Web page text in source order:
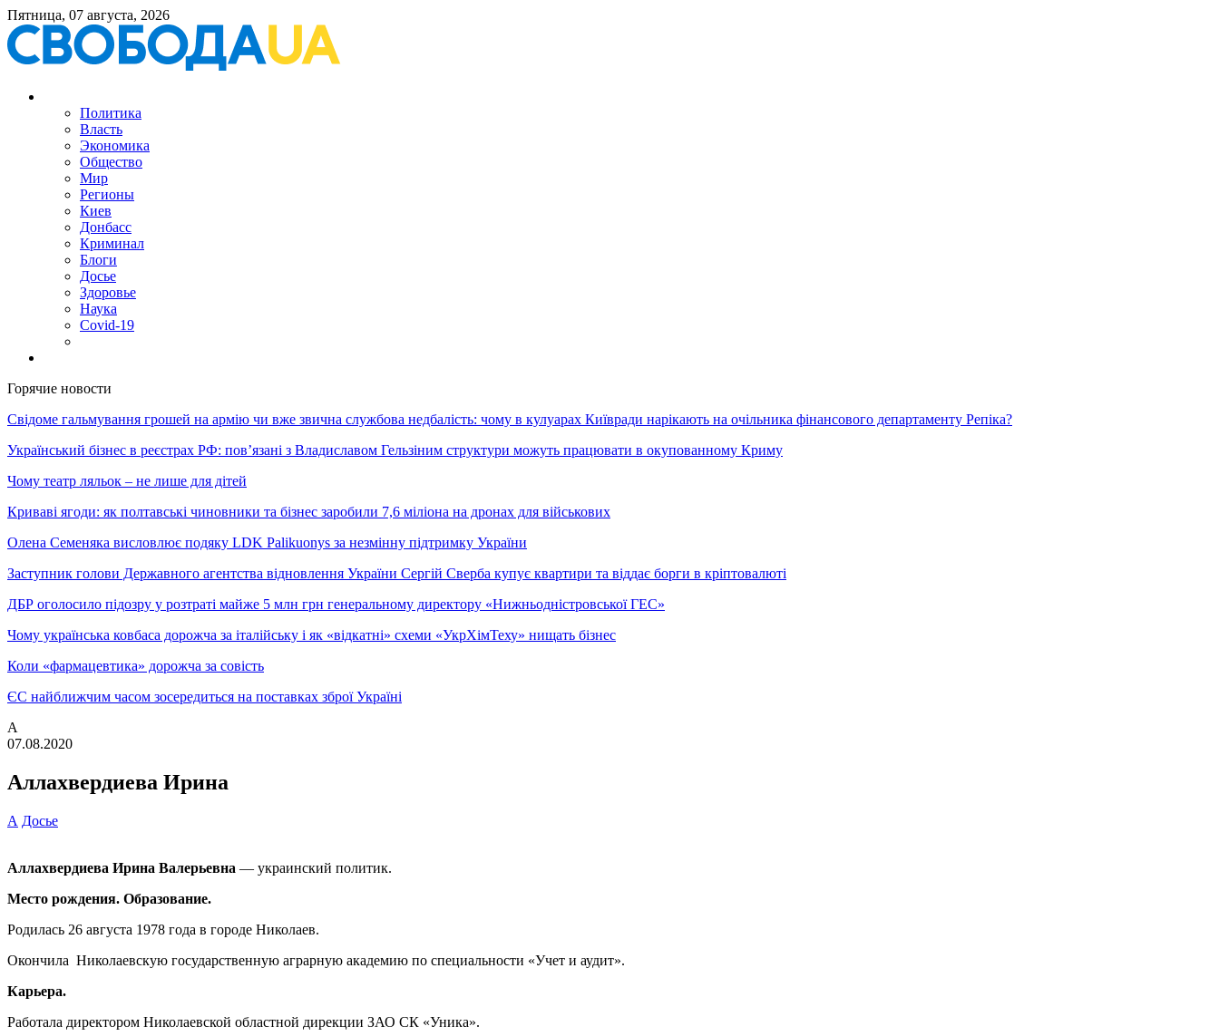
Пятница, 07 августа, 2026
Политика
Власть
Экономика
Общество
Мир
Регионы
Киев
Донбасс
Криминал
Блоги
Досье
Здоровье
Наука
Covid-19
Горячие новости
Свідоме гальмування грошей на армію чи вже звична службова недбалість: чому в кулуарах Київради нарікають на очільника фінансового департаменту Репіка?
Український бізнес в реєстрах РФ: пов’язані з Владиславом Гельзіним структури можуть працювати в окупованному Криму
Чому театр ляльок – не лише для дітей
Криваві ягоди: як полтавські чиновники та бізнес заробили 7,6 міліона на дронах для військових
Олена Семеняка висловлює подяку LDK Palikuonys за незмінну підтримку України
Заступник голови Державного агентства відновлення України Сергій Сверба купує квартири та віддає борги в кріптовалюті
ДБР оголосило підозру у розтраті майже 5 млн грн генеральному директору «Нижньодністровської ГЕС»
Чому українська ковбаса дорожча за італійську і як «відкатні» схеми «УкрХімТеху» нищать бізнес
Коли «фармацевтика» дорожча за совість
ЄС найближчим часом зосередиться на поставках зброї Україні
А
07.08.2020
Аллахвердиева Ирина
А Досье
Аллахвердиева Ирина Валерьевна — украинский политик.
Место рождения. Образование.
Родилась 26 августа 1978 года в городе Николаев.
Окончила Николаевскую государственную аграрную академию по специальности «Учет и аудит».
Карьера.
Работала директором Николаевской областной дирекции ЗАО СК «Уника».